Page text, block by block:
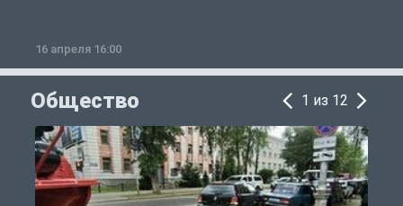
16 апреля 16:00
Общество 1 из 12